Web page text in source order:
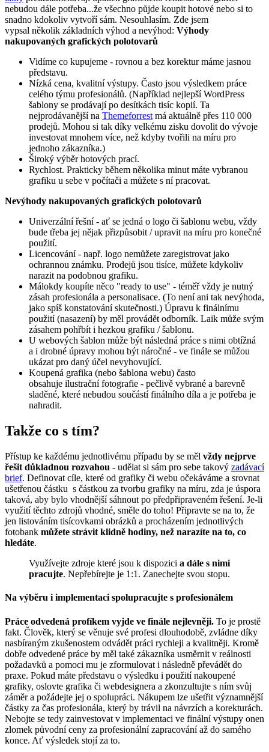
nebudou dále potřeba...že všechno půjde koupit hotové nebo si to
snadno kdokoliv vytvoří sám. Nesouhlasím. Zde jsem
vypsal několik základních výhod a nevýhod: Výhody
nakupovaných grafických polotovarů
Vidíme co kupujeme - rovnou a bez korektur máme jasnou
představu.
Nízká cena, kvalitní výstupy. Často jsou výsledkem práce
celého týmu profesionálů. (Například nejlepší WordPress
šablony se prodávají po desítkách tisíc kopií. Ta
nejprodávanější na Themeforrest má aktuálně přes 110 000
prodejů. Mohou si tak díky velkému zisku dovolit do vývoje
investovat mnohem více, než kdyby tvořili na míru pro
jednoho zákazníka.)
Široký výběr hotových prací.
Rychlost. Prakticky během několika minut máte vybranou
grafiku u sebe v počítači a můžete s ní pracovat.
Nevýhody nakupovaných grafických polotovarů
Univerzální řešní - ať se jedná o logo či šablonu webu, vždy
bude třeba jej nějak přizpůsobit / upravit na míru pro konečné
použití.
Licencování - např. logo nemůžete zaregistrovat jako
ochrannou známku. Prodejů jsou tisíce, můžete kdykoliv
narazit na podobnou grafiku.
Málokdy koupíte něco "ready to use" - téměř vždy je nutný
zásah profesionála a personalisace. (To není ani tak nevýhoda,
jako spíš konstatování skutečnosti.) Úpravu k finálnímu
použití (nasazení) by měl provádět odborník. Laik může svým
zásahem pohřbít i hezkou grafiku / šablonu.
U webových šablon může být následná práce s nimi obtížná
a i drobné úpravy mohou být náročné - ve finále se můžou
ukázat pro daný účel nevyhovující.
Koupená grafika (nebo šablona webu) často
obsahuje ilustrační fotografie - pečlivě vybrané a barevně
sladěné, které nebudou součástí finálního díla a je potřeba je
nahradit.
Takže co s tím?
Přístup ke každému jednotlivému případu by se měl vždy nejprve
řešit důkladnou rozvahou - udělat si sám pro sebe takový zadávací
brief. Definovat cíle, které od grafiky či webu očekáváme a srovnat
ušetřenou částku s částkou za tvorbu grafiky na míru, zda je úspora
taková, aby bylo vhodnější sáhnout po předpřipraveném řešení. Je-li
využití těchto zdrojů vhodné, směle do toho! Připravte se na to, že
jen listováním tisícovkami obrázků a procházením jednotlivých
fotobank můžete strávit klidně hodiny, než narazíte na to, co
hledáte.
Využívejte zdroje které jsou k dispozici a dále s nimi
pracujte. Nepřebírejte je 1:1. Zanechejte svou stopu.
Na výběru i implementaci spolupracujte s profesionálem
Práce odvedená profíkem vyjde ve finále nejlevněji. To je prostě
fakt. Člověk, který se věnuje své profesi dlouhodobě, zvládne díky
nasbíraným zkušenostem odvádět práci rychleji a kvalitněji. Kromě
dobře odvedené práce by měl také zákazníka usměrnit v reálnosti
požadavků a pomoci mu je zformulovat i následně převádět do
praxe. Pokud máte představu o výsledku i použití nakoupené
grafiky, oslovte grafika či webdesignera a zkonzultujte s ním svůj
záměr a požádejte jej o spolupráci. Nákupem lze ušetřit významnější
částky za čas profesionála, který by trávil na návrzích a korekturách.
Nebojte se tedy zainvestovat v implementaci ve finální výstupy onen
zlomek původní ceny za profesionální zapracování až do samého
konce. Ať výsledek stojí za to.